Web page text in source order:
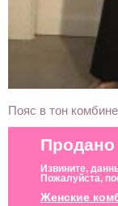
Пояс в тон
Продано
Извините,
Пожалуйста,
Женские